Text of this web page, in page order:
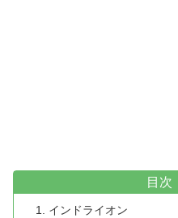
目次
インドライオン